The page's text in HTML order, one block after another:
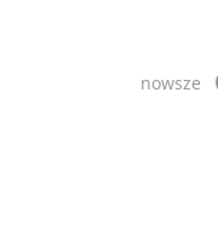
nowsze